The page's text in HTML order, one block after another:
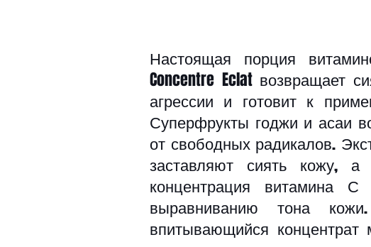
Настоящая порция
Concentre Eclat возвращает
агрессии и готовит к
Суперфрукты годжи и асаи
от свободных радикалов.
заставляют сиять кожу,
концентрация витамина С
выравниванию тона
впитывающийся